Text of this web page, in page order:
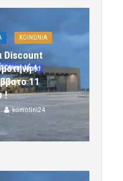
ΚΟΙΝΩΝΙΑ
Discount
!
11
!
komotini24